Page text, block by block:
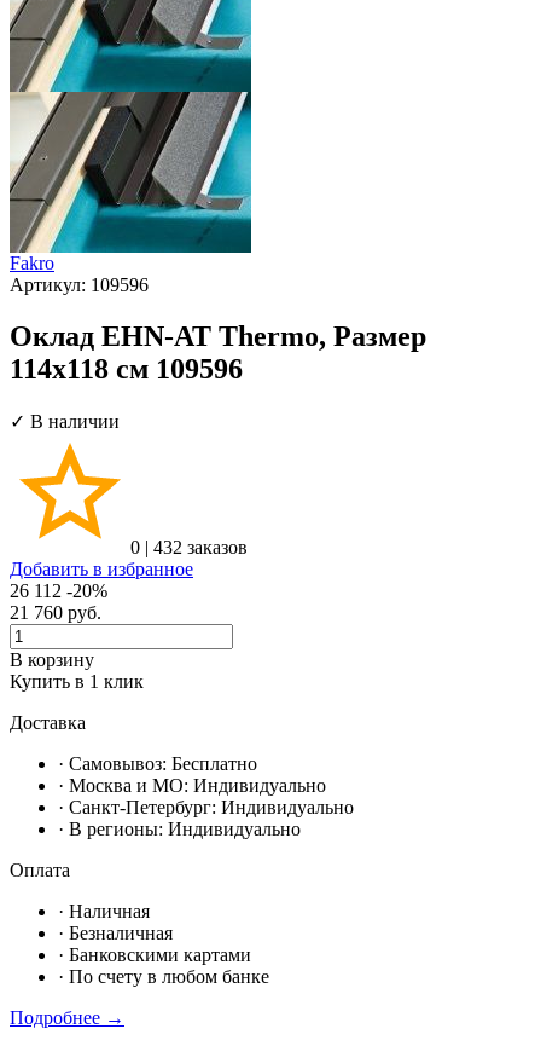
Fakro
Артикул: 109596
Оклад EHN-AT Thermo, Размер
114х118 см 109596
✓ В наличии
0 | 432 заказов
Добавить в избранное
26 112 -20%
21 760 руб.
В корзину
Купить в 1 клик
Доставка
· Самовывоз: Бесплатно
· Москвa и МО: Индивидуально
· Санкт-Петербург: Индивидуально
· В регионы: Индивидуально
Оплата
· Наличная
· Безналичная
· Банковскими картами
· По счету в любом банке
Подробнее →